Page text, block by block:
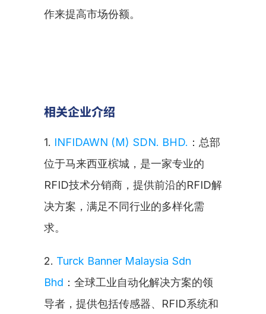
作来提高市场份额。
相关企业介绍
1. INFIDAWN (M) SDN. BHD. ：总部
位于马来西亚槟城，是一家专业的
RFID技术分销商，提供前沿的RFID解
决方案，满足不同行业的多样化需
求。
2. Turck Banner Malaysia Sdn
Bhd ：全球工业自动化解决方案的领
导者，提供包括传感器、RFID系统和